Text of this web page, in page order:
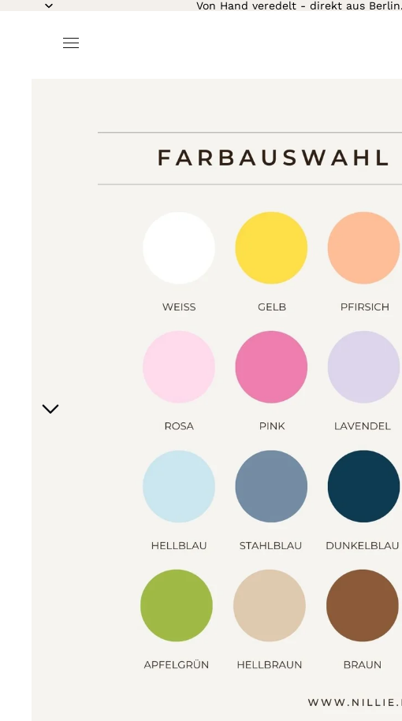
Von Hand veredelt - direkt aus Berlin.